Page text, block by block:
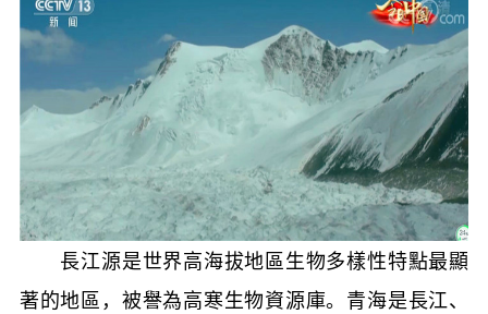
長江源是世界高海拔地區生物多樣性特點最顯
著的地區，被譽為高寒生物資源庫。青海是長江、